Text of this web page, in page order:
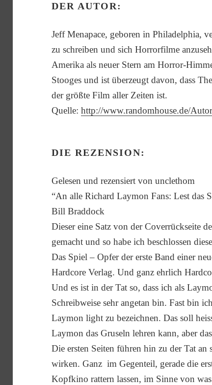
DER AUTOR:
Jeff Menapace, geboren in Philadelphia,
zu schreiben und sich Horrorfilme
Amerika als neuer Stern am Horror-
Stooges und ist überzeugt davon, dass
der größte Film aller Zeiten ist.
Quelle:http://www.randomhouse.de/
DIE REZENSION:
Gelesen und rezensiert von unclethom
“An alle Richard Laymon Fans: Lest das
Bill Braddock
Dieser eine Satz von der Coverrückseite
gemacht und so habe ich beschlossen
Das Spiel – Opfer der erste Band einer
Hardcore Verlag. Und ganz ehrlich
Und es ist in der Tat so, dass ich als
Schreibweise sehr angetan bin. Fast bin
Laymon light zu bezeichnen. Das soll
Laymon das Gruseln lehren kann, aber
Die ersten Seiten führen hin zu der Tat
wirken. Ganz im Gegenteil, gerade die
Kopfkino rattern lassen, im Sinne von